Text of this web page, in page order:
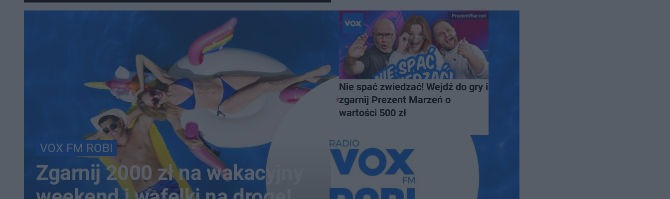
VOX FM ROBI
Zgarnij 2000 zł na wakacyjny
Nie spać zwiedzać! Wejdź do gry i
zgarnij Prezent Marzeń o
wartości 500 zł